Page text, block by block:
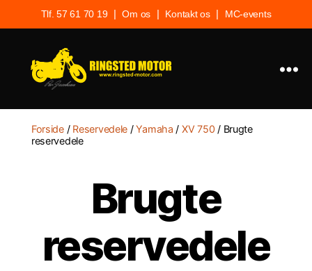
Tlf. 57 61 70 19 | Om os | Kontakt os | MC-events
Motor
Forside/ Reservedele /Yamaha / XV 750 / Brugte
reservedele
Brugte
reservedele